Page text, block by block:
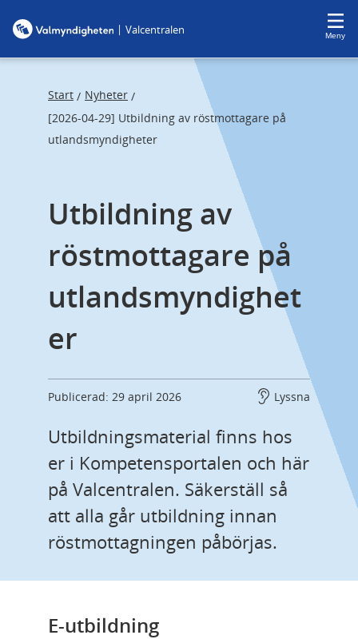
| Valcentralen Meny
Start / Nyheter /
[2026-04-29] Utbildning av röstmottagare på
utlandsmyndigheter
Utbildning av
röstmottagare på
utlandsmyndighet
er
Publicerad: 29 april 2026 Lyssna
Utbildningsmaterial finns hos
er i Kompetensportalen och här
på Valcentralen. Säkerställ så
att alla går utbildning innan
röstmottagningen påbörjas.
E-utbildning
c
c